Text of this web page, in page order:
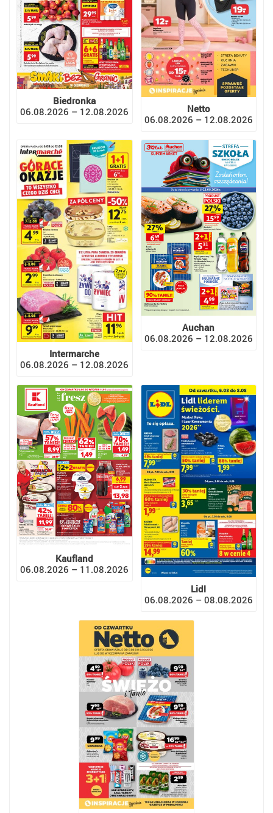
Biedronka
06.08.2026 – 12.08.2026
Netto
06.08.2026 – 12.08.2026
Intermarche
06.08.2026 – 12.08.2026
Auchan
06.08.2026 – 12.08.2026
Kaufland
06.08.2026 – 11.08.2026
Lidl
06.08.2026 – 08.08.2026